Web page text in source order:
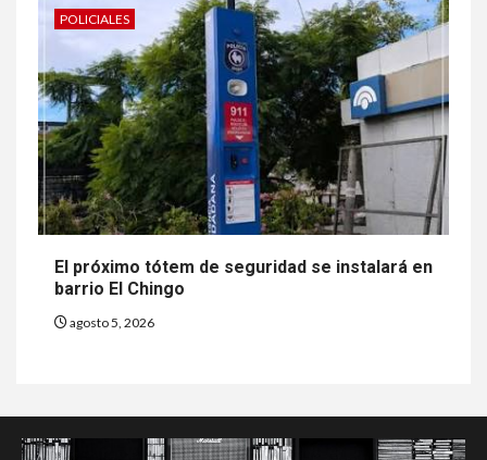
POLICIALES
El próximo tótem de seguridad se instalará en
barrio El Chingo
agosto 5, 2026